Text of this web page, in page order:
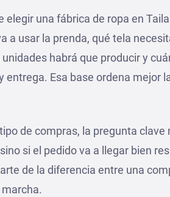
elegir una fábrica de ropa en
a usar la prenda, qué tela
habrá que producir y
entrega. Esa base ordena mejor
de compras, la pregunta
si el pedido va a llegar bien
de la diferencia entre una